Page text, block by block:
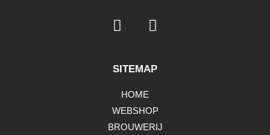
SITEMAP
HOME
WEBSHOP
BROUWERIJ